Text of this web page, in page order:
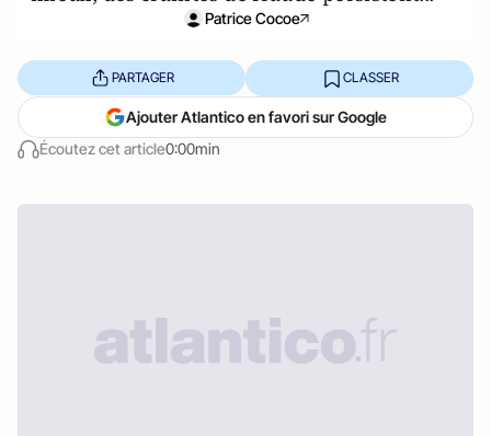
Patrice Cocoe
Écoutez cet article0:00min
PARTAGER CLASSER
Ajouter Atlantico en favori sur Google